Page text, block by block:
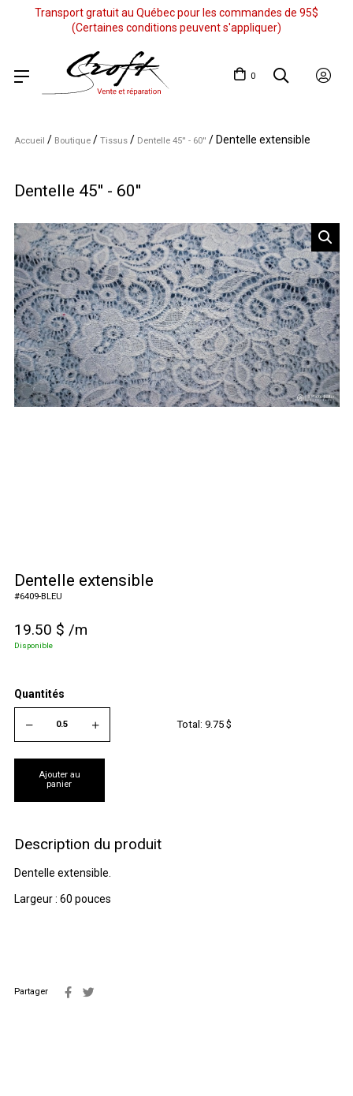
Transport gratuit au Québec pour les commandes de 95$
(Certaines conditions peuvent s'appliquer)
0
Accueil / Boutique/ Tissus/ Dentelle 45'' - 60'' / Dentelle extensible
Dentelle 45'' - 60''
Dentelle extensible
#6409-BLEU
19.50 $ /m
Disponible
Quantités
Total: 9.75 $
Ajouter au
panier
Description du produit
Dentelle extensible.
Largeur : 60 pouces
Partager